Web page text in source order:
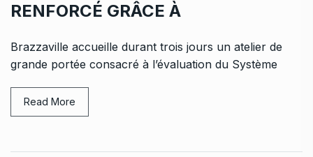
RENFORCÉ GRÂCE À
Brazzaville accueille durant trois jours un atelier de
grande portée consacré à l’évaluation du Système
Read More